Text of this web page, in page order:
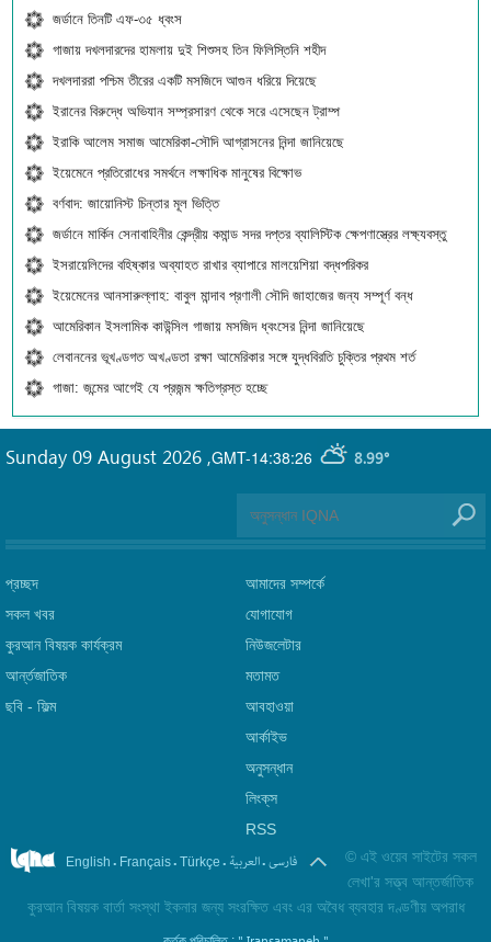
জর্ডানে তিনটি এফ-৩৫ ধ্বংস
গাজায় দখলদারদের হামলায় দুই শিশুসহ তিন ফিলিস্তিনি শহীদ
দখলদাররা পশ্চিম তীরের একটি মসজিদে আগুন ধরিয়ে দিয়েছে
ইরানের বিরুদ্ধে অভিযান সম্প্রসারণ থেকে সরে এসেছেন ট্রাম্প
ইরাকি আলেম সমাজ আমেরিকা-সৌদি আগ্রাসনের নিন্দা জানিয়েছে
ইয়েমেনে প্রতিরোধের সমর্থনে লক্ষাধিক মানুষের বিক্ষোভ
বর্ণবাদ: জায়োনিস্ট চিন্তার মূল ভিত্তি
জর্ডানে মার্কিন সেনাবাহিনীর কেন্দ্রীয় কমান্ড সদর দপ্তর ব্যালিস্টিক ক্ষেপণাস্ত্রের লক্ষ্যবস্তু
ইসরায়েলিদের বহিষ্কার অব্যাহত রাখার ব্যাপারে মালয়েশিয়া বদ্ধপরিকর
ইয়েমেনের আনসারুল্লাহ: বাবুল মান্দাব প্রণালী সৌদি জাহাজের জন্য সম্পূর্ণ বন্ধ
আমেরিকান ইসলামিক কাউন্সিল গাজায় মসজিদ ধ্বংসের নিন্দা জানিয়েছে
লেবাননের ভূখণ্ডগত অখণ্ডতা রক্ষা আমেরিকার সঙ্গে যুদ্ধবিরতি চুক্তির প্রথম শর্ত
গাজা: জন্মের আগেই যে প্রজন্ম ক্ষতিগ্রস্ত হচ্ছে
GMT-14:38:26 8.99°
Sunday 09 August 2026 ,
প্রচ্ছদ
সকল খবর
কুরআন বিষয়ক কার্যক্রম
আর্ন্তজাতিক
ছবি‎ - ফিল্ম
আমাদের সম্পর্কে
যোগাযোগ
নিউজলেটার
মতামত
আবহাওয়া
আর্কাইভ
অনুসন্ধান
লিংক্‌স
RSS
English . Français. Türkçe . العربیة.فارسی © এই ওয়েব সাইটের সকল
লেখা'র সত্ত্ব আন্তর্জাতিক
কুরআন বিষয়ক বার্তা সংস্থা ইকনার জন্য সংরক্ষিত এবং এর অবৈধ ব্যবহার দণ্ডণীয় অপরাধ